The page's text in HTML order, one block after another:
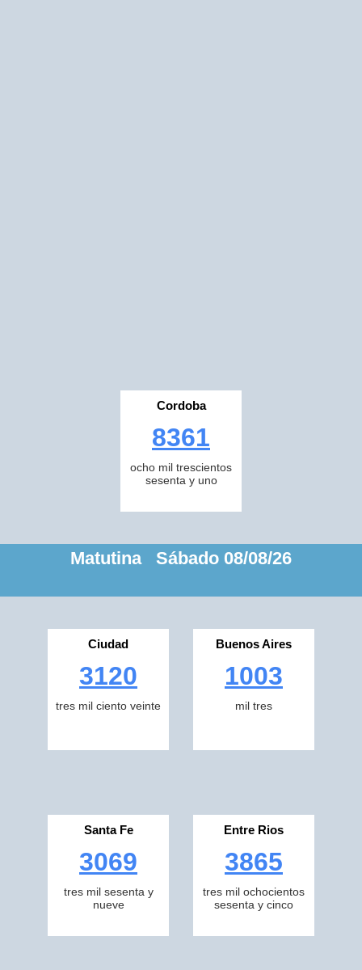
Cordoba
8361
ocho mil trescientos
sesenta y uno
Matutina Sábado 08/08/26
Ciudad
3120
tres mil ciento veinte
Buenos Aires
1003
mil tres
Santa Fe
3069
tres mil sesenta y
nueve
Entre Rios
3865
tres mil ochocientos
sesenta y cinco